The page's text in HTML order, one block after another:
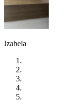
Izabela